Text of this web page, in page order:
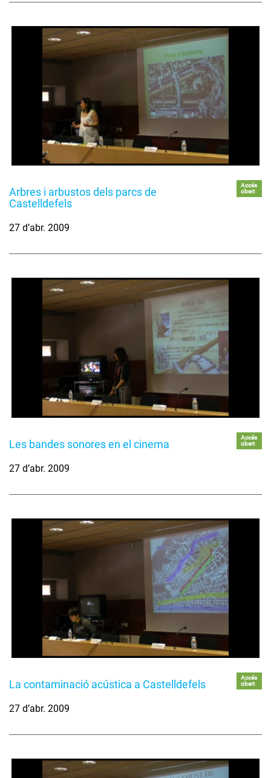
Arbres i arbustos dels parcs de
Castelldefels
Accés
obert
27 d’abr. 2009
Les bandes sonores en el cinema
Accés
obert
27 d’abr. 2009
La contaminació acústica a Castelldefels
Accés
obert
27 d’abr. 2009